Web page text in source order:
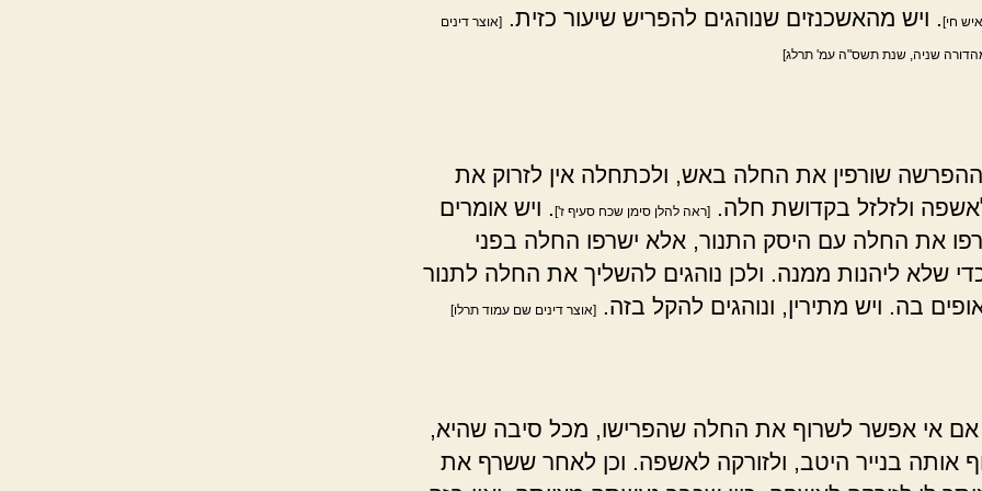
חי] . ויש מהאשכנזים שנוהגים להפריש שיעור כזית. [אוצר דינים
שניה, שנת תשס"ה עמ' תרלג]
שורפין את החלה באש, ולכתחלה אין לזרוק את
ולזלזל בקדושת חלה.
[ראה להלן סימן שכח סעיף ז']
. ויש אומרים
את החלה עם היסק התנור, אלא ישרפו החלה בפני
שלא ליהנות ממנה. ולכן נוהגים להשליך את החלה לתנור
בה. ויש מתירין, ונוהגים להקל בזה.
[אוצר דינים שם עמוד תרלו]
אם אי אפשר לשרוף את החלה שהפרישו, מכל סיבה שהיא,
אותה בנייר היטב, ולזורקה לאשפה. וכן לאחר ששרף את